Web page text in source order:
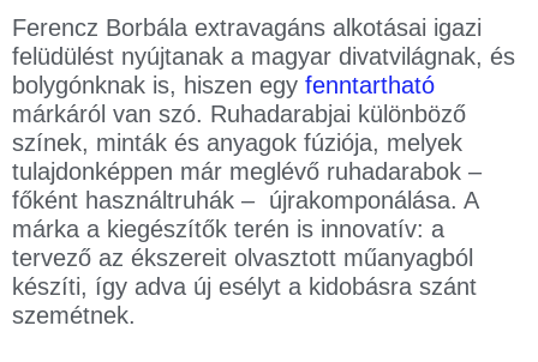
Ferencz Borbála extravagáns alkotásai igazi
felüdülést nyújtanak a magyar divatvilágnak, és
bolygónknak is, hiszen egy fenntartható
márkáról van szó. Ruhadarabjai különböző
színek, minták és anyagok fúziója, melyek
tulajdonképpen már meglévő ruhadarabok –
főként használtruhák – újrakomponálása. A
márka a kiegészítők terén is innovatív: a
tervező az ékszereit olvasztott műanyagból
készíti, így adva új esélyt a kidobásra szánt
szemétnek.